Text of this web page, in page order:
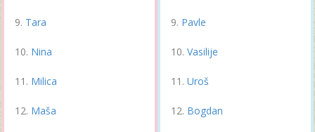
Tara
Nina
Milica
Maša
Pavle
Vasilije
Uroš
Bogdan